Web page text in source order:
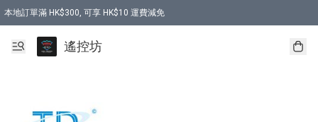
本地訂單滿 HK$300, 可享 HK$10 運費減免
購買 7.6V 6500mah 70C 電池 送 7.6V USB充電器
遙控坊